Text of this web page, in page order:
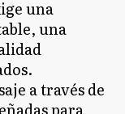
una
una
a través de
para